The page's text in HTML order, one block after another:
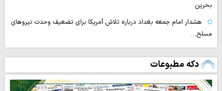
بحرین
هشدار امام جمعه بغداد درباره تلاش آمریکا برای تضعیف وحدت نیروهای
مسلح…
دکه مطبوعات